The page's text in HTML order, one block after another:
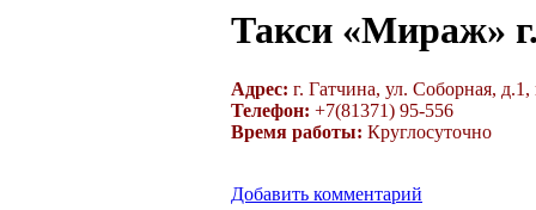
Такси «Мираж»
Адрес: г. Гатчина, ул. Соборная, д.1,
Телефон: +7(81371) 95-556
Время работы: Круглосуточно
Добавить комментарий